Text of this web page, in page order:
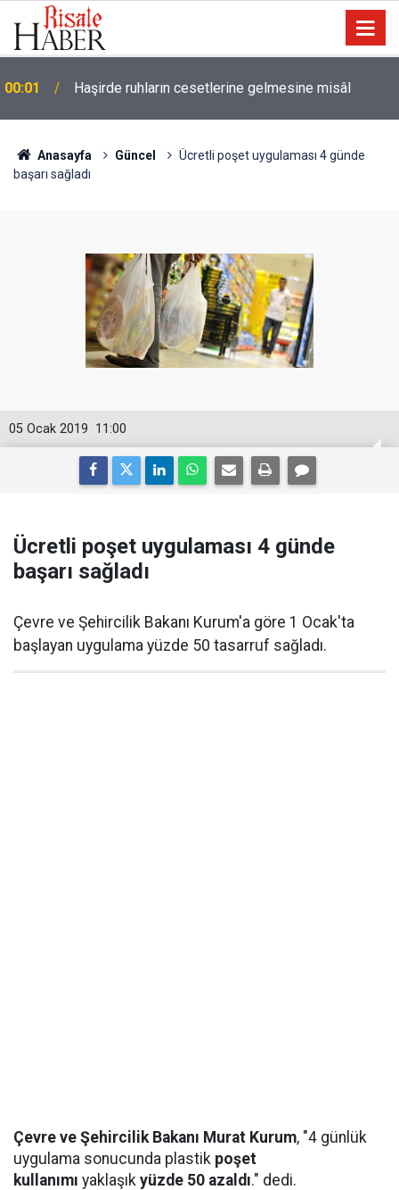
22:35 İstanbul'da gün doğumu, Van'da gün batımı
Anasayfa Güncel
Ücretli poşet uygulaması 4 günde
başarı sağladı
11:00
05 Ocak 2019
Ücretli poşet uygulaması 4 günde
başarı sağladı
Çevre ve Şehircilik Bakanı Kurum'a göre 1 Ocak'ta
başlayan uygulama yüzde 50 tasarruf sağladı.
Çevre ve Şehircilik Bakanı Murat Kurum, "4 günlük
uygulama sonucunda plastik poşet
kullanımı yaklaşık yüzde 50 azaldı." dedi.